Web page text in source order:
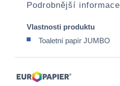
Podrobnější informace
Vlastnosti produktu
Toaletní papír JUMBO